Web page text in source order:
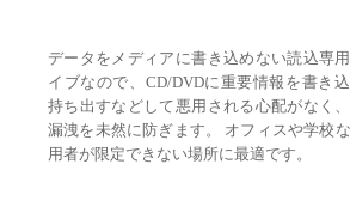
データをメディアに書き込めない読込専
イブなので、CD/DVDに重要情報を書き
持ち出すなどして悪用される心配がなく
漏洩を未然に防ぎます。 オフィスや学校
用者が限定できない場所に最適です。